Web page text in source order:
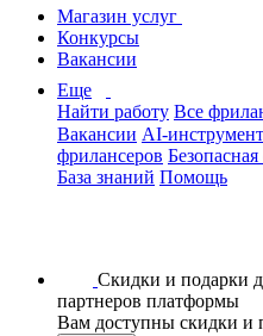
Магазин услуг
Конкурсы
Вакансии
Еще
Найти работу Все
Вакансии AI-
фрилансеров Безопасная
База знаний Помощь
Скидки и подарки
партнеров платформы
Вам доступны скидки и